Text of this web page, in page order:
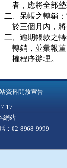
者，應將全部
二、呆帳之轉銷
於三個月內，
三、逾期帳款之
轉銷，並彙報
資料開放宣告
網站
：02-8968-9999